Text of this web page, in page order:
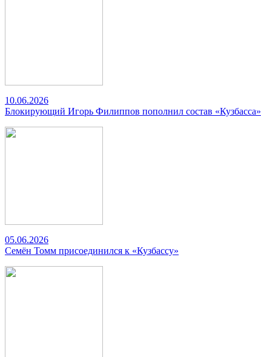
10.06.2026
Блокирующий Игорь Филиппов пополнил состав «Кузбасса»
05.06.2026
Семён Томм присоединился к «Кузбассу»